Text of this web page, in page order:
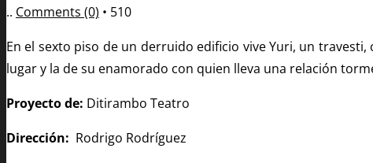
.. Comments (0) • 510
En el sexto piso de un derruido edificio vive Yuri, un
lugar y la de su enamorado con quien lleva una relación
Proyecto de: Ditirambo Teatro
Dirección: Rodrigo Rodríguez